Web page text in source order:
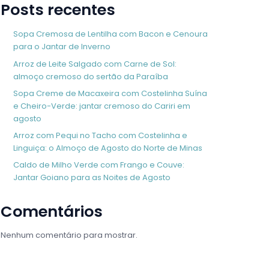
Posts recentes
Sopa Cremosa de Lentilha com Bacon e Cenoura
para o Jantar de Inverno
Arroz de Leite Salgado com Carne de Sol:
almoço cremoso do sertão da Paraíba
Sopa Creme de Macaxeira com Costelinha Suína
e Cheiro-Verde: jantar cremoso do Cariri em
agosto
Arroz com Pequi no Tacho com Costelinha e
Linguiça: o Almoço de Agosto do Norte de Minas
Caldo de Milho Verde com Frango e Couve:
Jantar Goiano para as Noites de Agosto
Comentários
Nenhum comentário para mostrar.